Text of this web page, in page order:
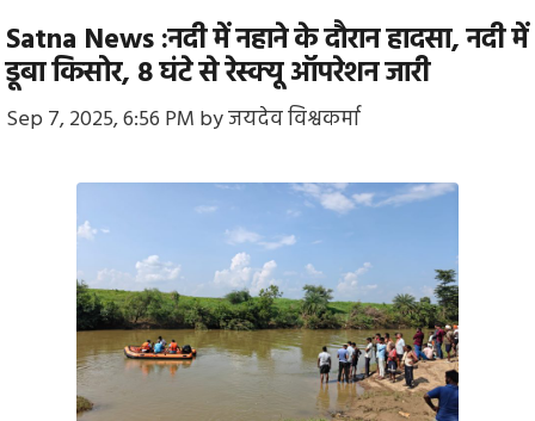
Satna News :नदी में नहाने के दौरान हादसा, नदी में
डूबा किसोर, 8 घंटे से रेस्क्यू ऑपरेशन जारी
Sep 7, 2025, 6:56 PM byजयदेव विश्वकर्मा